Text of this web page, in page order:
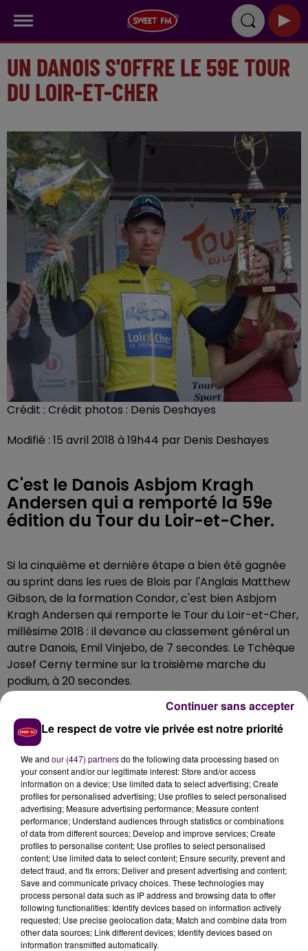
UN DANOIS S'OFFRE LE 59E TOUR
DU LOIR-ET-CHER
Crédit : Crédit photos : Denis Deshayes
Modifié : 15 avril 2018 à 19h44 par Denis Deshayes
C'est le Danois Asbjom Kragh
Andersen qui a remporté la 59e
édition du Tour du Loir-et-Cher.
Si la cinquième et dernière étape a bien été gagnée
au sprint dans les rues de Blois par l'Anglais Matthew
Gibson, de la formation Condor, c'est bien Asbjom
Kragh Andersen qui remporte le Tour du Loir-et-Cher,
millésime 2018 : il devance au classement général un
autre Danois, Emil Vinjebo, de 7 secondes. Le Tchèque
Josef Cerny termine sur la troisième marche du
podium, à 20 secondes.
Tony Hurel et les Français ont bien resisté
Le premier Français au classement général est Tony
Hurel, pensionnaire de la formation Sojasun, qui après
s'être octroyé une victoire d'étape à Vendôme, se
classe 4e à 1'54 du vainqueur. Si, à son image, les
écuries françaises ont bien resisté, il faut reconnaître
que ce sont les engagés danois qui ont largement
dominé l’épreuve internationale. A présent, tout le
monde pédale vers la 60e !
Le respect de votre vie privée est notre priorité
We and our (447) partnersdo the following data processing based on
your consent and/or our legitimate interest: Store and/or access
information on a device; Use limited data to select advertising; Create
profiles for personalised advertising; Use profiles to select personalised
advertising; Measure advertising performance; Measure content
performance; Understand audiences through statistics or combinations
of data from different sources; Develop and improve services; Create
profiles to personalise content; Use profiles to select personalised
content; Use limited data to select content; Ensure security, prevent and
detect fraud, and fix errors; Deliver and present advertising and content;
Save and communicate privacy choices. These technologies may
process personal data such as IP address and browsing data to offer
following functionalities: Identify devices based on information actively
requested; Use precise geolocation data; Match and combine data from
other data sources; Link different devices; Identify devices based on
information transmitted automatically.
Continuer sans accepter